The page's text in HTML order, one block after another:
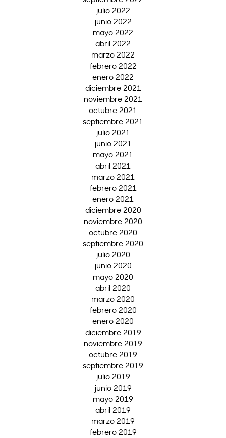
julio 2022
junio 2022
mayo 2022
abril 2022
marzo 2022
febrero 2022
enero 2022
diciembre 2021
noviembre 2021
octubre 2021
septiembre 2021
julio 2021
junio 2021
mayo 2021
abril 2021
marzo 2021
febrero 2021
enero 2021
diciembre 2020
noviembre 2020
octubre 2020
septiembre 2020
julio 2020
junio 2020
mayo 2020
abril 2020
marzo 2020
febrero 2020
enero 2020
diciembre 2019
noviembre 2019
octubre 2019
septiembre 2019
julio 2019
junio 2019
mayo 2019
abril 2019
marzo 2019
febrero 2019